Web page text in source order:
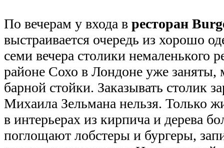
По вечерам у входа в ресторан
выстраивается очередь из хорошо
семи вечера столики немаленького
районе Сохо в Лондоне уже заняты,
барной стойки. Заказывать столик
Михаила Зельмана нельзя. Только
в интерьерах из кирпича и дерева
поглощают лобстеры и бургеры,